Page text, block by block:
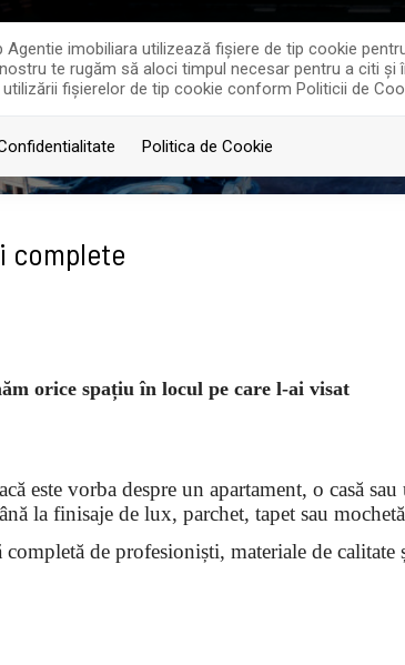
Agentie imobiliara utilizează fişiere de tip cookie
te rugăm să aloci timpul necesar pentru a citi
fişierelor de tip cookie conform Politicii de
Politica de Cookie
PROPRIETATI PROIECTE
complete
orice spațiu în locul pe care l-ai visat
este vorba despre un apartament, o casă
la finisaje de lux, parchet, tapet sau
de profesioniști, materiale de